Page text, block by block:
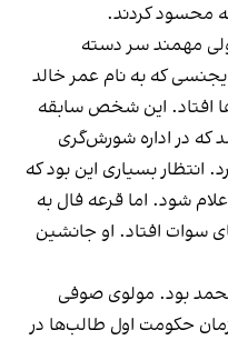
محسود کردند.
مهمند سر دسته‌
که به نام عمر خالد
افتاد. این شخص سابقه‌
در اداره‌ شورش‌گری
بسیاری این بود که
شود. اما قرعه فال به
سوات افتاد. او‌‌ جانشین
بود. مولوی صوفی
حکومت اول طالب‌ها در